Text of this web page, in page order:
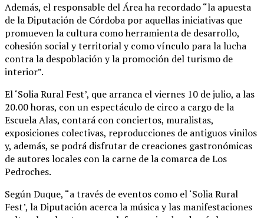
Además, el responsable del Área ha recordado “la apuesta
de la Diputación de Córdoba por aquellas iniciativas que
promueven la cultura como herramienta de desarrollo,
cohesión social y territorial y como vínculo para la lucha
contra la despoblación y la promoción del turismo de
interior”.
El ‘Solia Rural Fest’, que arranca el viernes 10 de julio, a las
20.00 horas, con un espectáculo de circo a cargo de la
Escuela Alas, contará con conciertos, muralistas,
exposiciones colectivas, reproducciones de antiguos vinilos
y, además, se podrá disfrutar de creaciones gastronómicas
de autores locales con la carne de la comarca de Los
Pedroches.
Según Duque, “a través de eventos como el ‘Solia Rural
Fest’, la Diputación acerca la música y las manifestaciones